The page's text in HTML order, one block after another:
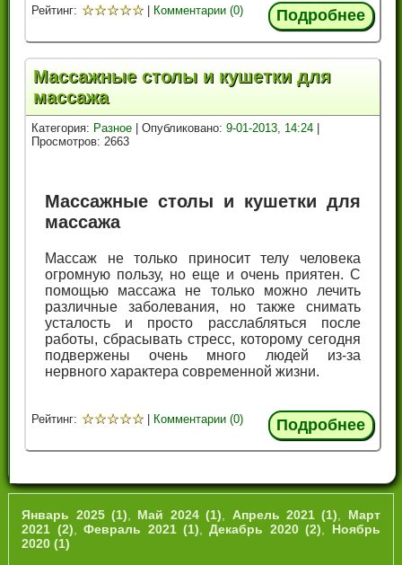
Рейтинг: ☆☆☆☆☆ | Комментарии (0) Подробнее
Массажные столы и кушетки для
массажа
Категория: Разное | Опубликовано:9-01-2013, 14:24
Просмотров: 2663
Массажные столы и кушетки для
массажа
Массаж не только приносит телу человека
огромную пользу, но еще и очень приятен. С
помощью массажа не только можно лечить
различные заболевания, но также снимать
усталость и просто расслабляться после
работы, сбрасывать стресс, которому сегодня
подвержены очень много людей из-за
нервного характера современной жизни.
Рейтинг: ☆☆☆☆☆ Комментарии (0) Подробнее
Январь 2025 (1) Май 2024 (1) Апрель 2021 (1)
Март
2021 (2) ,Февраль 2021 (1) ,Декабрь 2020 (2)
Ноябрь
2020 (1)